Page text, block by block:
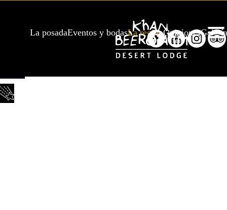
La posadaEventos y bodasLa regionOpinionesGalería